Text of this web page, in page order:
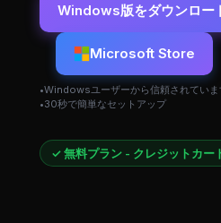
Windows版をダウンロー
Microsoft Store
Windowsユーザーから信頼されていま
30秒で簡単なセットアップ
✓ 無料プラン - クレジットカー